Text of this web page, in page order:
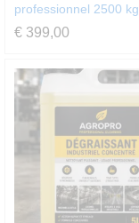
professionnel 2500 kg
€ 399,00